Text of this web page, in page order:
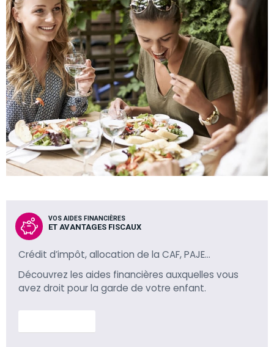
VOS AIDES FINANCIÈRES
ET AVANTAGES FISCAUX
Crédit d’impôt, allocation de la CAF, PAJE…
Découvrez les aides financières auxquelles vous
avez droit pour la garde de votre enfant.